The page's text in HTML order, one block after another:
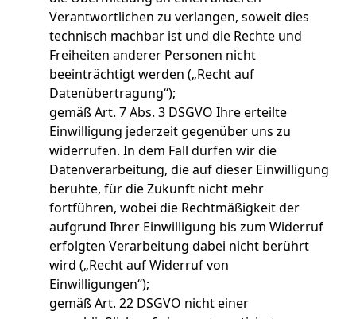
Verantwortlichen zu verlangen, soweit dies
technisch machbar ist und die Rechte und
Freiheiten anderer Personen nicht
beeinträchtigt werden („Recht auf
Datenübertragung“);
gemäß Art. 7 Abs. 3 DSGVO Ihre erteilte
Einwilligung jederzeit gegenüber uns zu
widerrufen. In dem Fall dürfen wir die
Datenverarbeitung, die auf dieser Einwilligung
beruhte, für die Zukunft nicht mehr
fortführen, wobei die Rechtmäßigkeit der
aufgrund Ihrer Einwilligung bis zum Widerruf
erfolgten Verarbeitung dabei nicht berührt
wird („Recht auf Widerruf von
Einwilligungen“);
gemäß Art. 22 DSGVO nicht einer